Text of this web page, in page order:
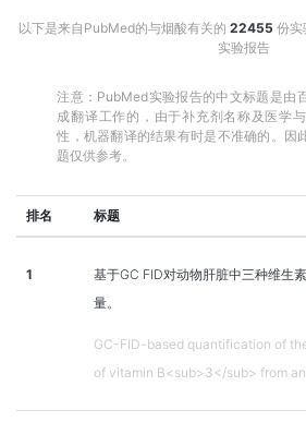
以下是来自PubMed的与烟酸有关的 22455 份实
实验报告
注意：PubMed实验报告的中文标题是由
成翻译工作的，由于补充剂名称及医学
性，机器翻译的结果有时是不准确的。因
题仅供参考。
排名 标题
1
基于GC FID对动物肝脏中三种维生
量。
GC-FID-based quantification of
of vitamin B<sub>3</sub> from